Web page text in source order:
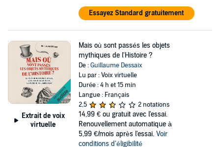
Essayez Standard gratuitement
Extrait de voix
virtuelle
Mais où sont passés les objets
mythiques de l'Histoire ?
De :Guillaume Dessaix
Lu par : Voix virtuelle
Durée : 4 h et 15 min
Langue : Français
2,5
2 notations
14,99 € ou gratuit avec l'essai.
Renouvellement automatique à
5,99 €/mois après l'essai. Voir
conditions d'éligibilité